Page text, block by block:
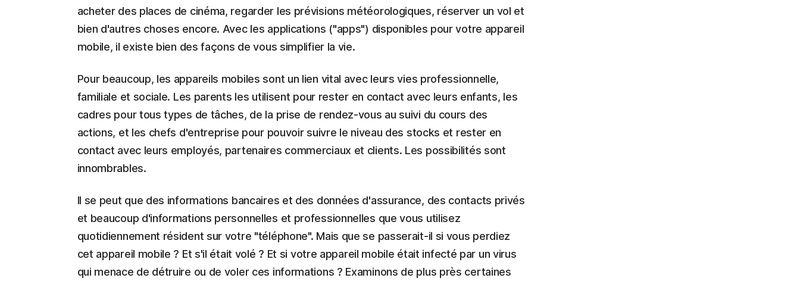
acheter des places de cinéma, regarder les prévisions météorologiques, réserver un vol et
bien d'autres choses encore. Avec les applications ("apps") disponibles pour votre appareil
mobile, il existe bien des façons de vous simplifier la vie.
Pour beaucoup, les appareils mobiles sont un lien vital avec leurs vies professionnelle,
familiale et sociale. Les parents les utilisent pour rester en contact avec leurs enfants, les
cadres pour tous types de tâches, de la prise de rendez-vous au suivi du cours des
actions, et les chefs d'entreprise pour pouvoir suivre le niveau des stocks et rester en
contact avec leurs employés, partenaires commerciaux et clients. Les possibilités sont
innombrables.
Il se peut que des informations bancaires et des données d'assurance, des contacts privés
et beaucoup d'informations personnelles et professionnelles que vous utilisez
quotidiennement résident sur votre "téléphone". Mais que se passerait-il si vous perdiez
cet appareil mobile ? Et s'il était volé ? Et si votre appareil mobile était infecté par un virus
qui menace de détruire ou de voler ces informations ? Examinons de plus près certaines